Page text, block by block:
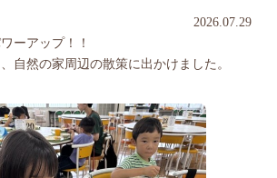
2026.07.29
ーアップ！！
自然の家周辺の散策に出かけました。